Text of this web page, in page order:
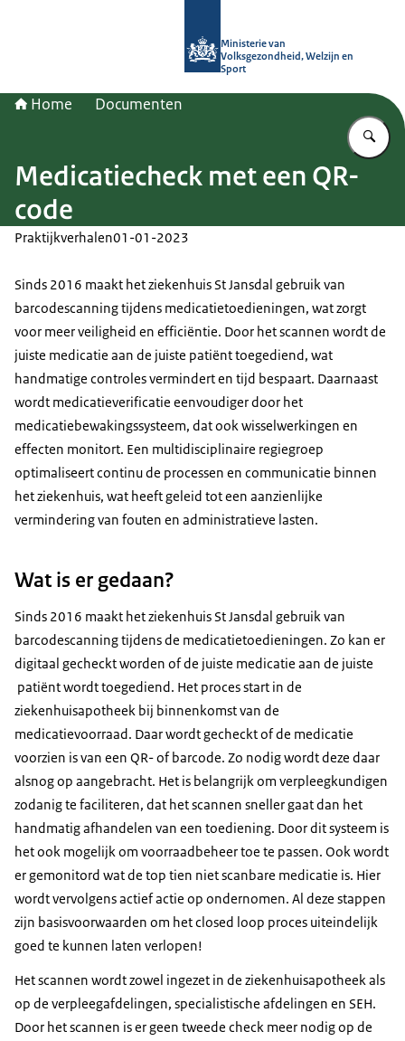
Ministerie van
Volksgezondheid, Welzijn en
Sport
Home Documenten
Medicatiecheck met een QR-
code
Praktijkverhalen01-01-2023
Sinds 2016 maakt het ziekenhuis St Jansdal gebruik van
barcodescanning tijdens medicatietoedieningen, wat zorgt
voor meer veiligheid en efficiëntie. Door het scannen wordt de
juiste medicatie aan de juiste patiënt toegediend, wat
handmatige controles vermindert en tijd bespaart. Daarnaast
wordt medicatieverificatie eenvoudiger door het
medicatiebewakingssysteem, dat ook wisselwerkingen en
effecten monitort. Een multidisciplinaire regiegroep
optimaliseert continu de processen en communicatie binnen
het ziekenhuis, wat heeft geleid tot een aanzienlijke
vermindering van fouten en administratieve lasten.
Wat is er gedaan?
Sinds 2016 maakt het ziekenhuis St Jansdal gebruik van
barcodescanning tijdens de medicatietoedieningen. Zo kan er
digitaal gecheckt worden of de juiste medicatie aan de juiste
patiënt wordt toegediend. Het proces start in de
ziekenhuisapotheek bij binnenkomst van de
medicatievoorraad. Daar wordt gecheckt of de medicatie
voorzien is van een QR- of barcode. Zo nodig wordt deze daar
alsnog op aangebracht. Het is belangrijk om verpleegkundigen
zodanig te faciliteren, dat het scannen sneller gaat dan het
handmatig afhandelen van een toediening. Door dit systeem is
het ook mogelijk om voorraadbeheer toe te passen. Ook wordt
er gemonitord wat de top tien niet scanbare medicatie is. Hier
wordt vervolgens actief actie op ondernomen. Al deze stappen
zijn basisvoorwaarden om het closed loop proces uiteindelijk
goed te kunnen laten verlopen!
Het scannen wordt zowel ingezet in de ziekenhuisapotheek als
op de verpleegafdelingen, specialistische afdelingen en SEH.
Door het scannen is er geen tweede check meer nodig op de